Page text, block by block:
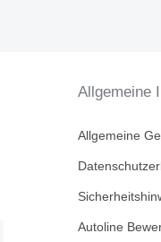
Allgemeine
Allgemeine
Autoline